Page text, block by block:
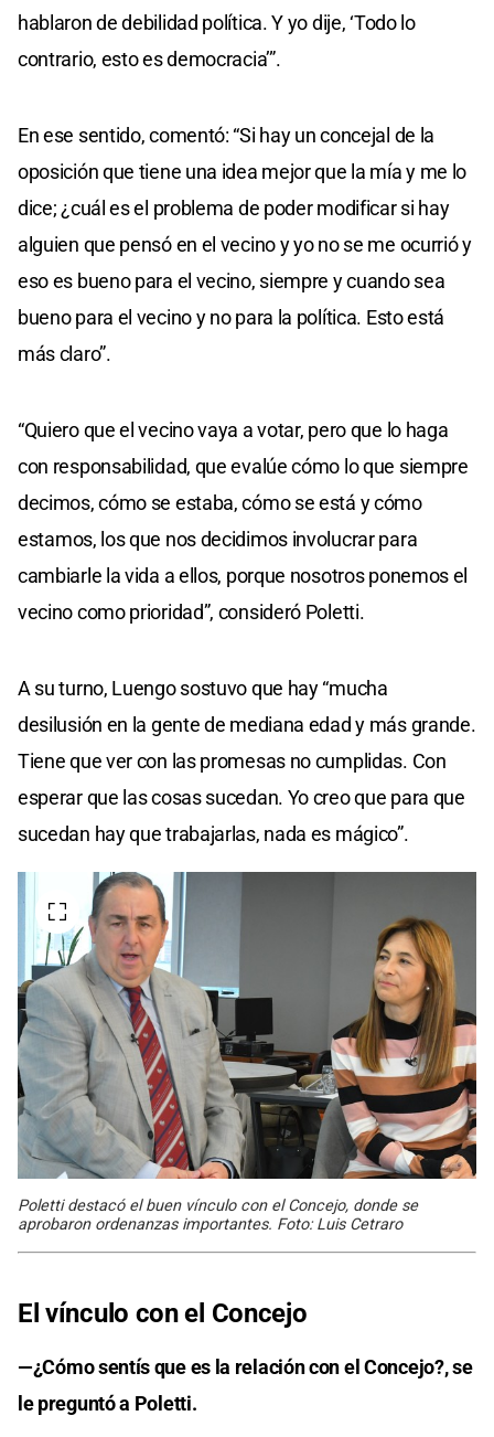
hablaron de debilidad política. Y yo dije, ‘Todo lo
contrario, esto es democracia’”.
En ese sentido, comentó: “Si hay un concejal de la
oposición que tiene una idea mejor que la mía y me lo
dice; ¿cuál es el problema de poder modificar si hay
alguien que pensó en el vecino y yo no se me ocurrió y
eso es bueno para el vecino, siempre y cuando sea
bueno para el vecino y no para la política. Esto está
más claro”.
“Quiero que el vecino vaya a votar, pero que lo haga
con responsabilidad, que evalúe cómo lo que siempre
decimos, cómo se estaba, cómo se está y cómo
estamos, los que nos decidimos involucrar para
cambiarle la vida a ellos, porque nosotros ponemos el
vecino como prioridad”, consideró Poletti.
A su turno, Luengo sostuvo que hay “mucha
desilusión en la gente de mediana edad y más grande.
Tiene que ver con las promesas no cumplidas. Con
esperar que las cosas sucedan. Yo creo que para que
sucedan hay que trabajarlas, nada es mágico”.
Poletti destacó el buen vínculo con el Concejo, donde se
aprobaron ordenanzas importantes. Foto: Luis Cetraro
El vínculo con el Concejo
—¿Cómo sentís que es la relación con el Concejo?, se
le preguntó a Poletti.